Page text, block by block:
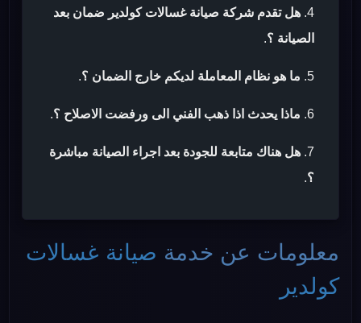
هل تقدم شركة صيانة غسالات كولدير ضمان بعد
الصيانة ؟.
ما هو نظام المعاملة لديكم خارج الضمان ؟.
ماذا يحدث اذا ذهب الفني الى ورفضت الاصلاح ؟.
هل هناك متابعة للجودة بعد اجراء الصيانة مباشرة
؟.
معلومات عن خدمة صيانة غسالات
كولدير